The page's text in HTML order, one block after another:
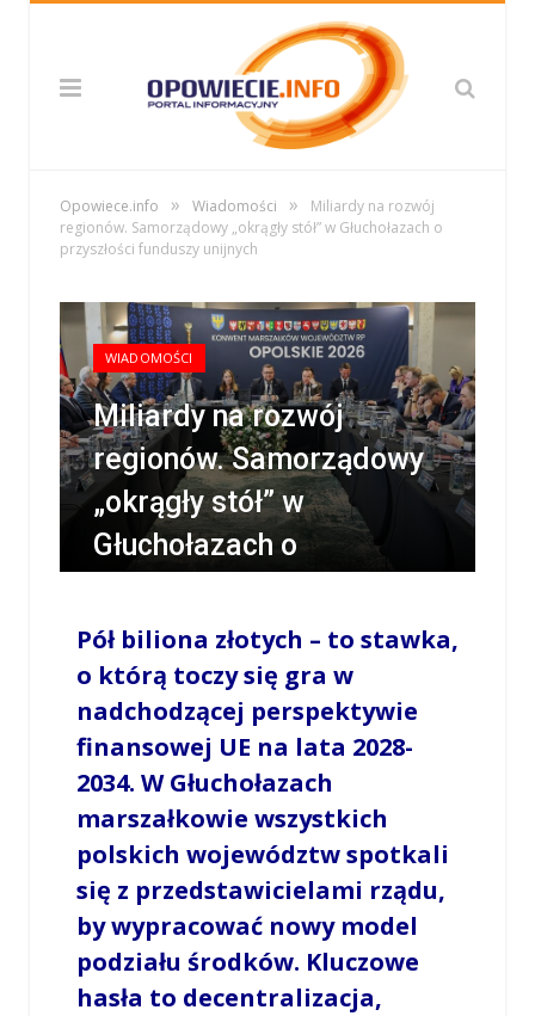
Opowiece.info » Wiadomości »
Miliardy na rozwój
regionów. Samorządowy „okrągły stół” w Głuchołazach o
przyszłości funduszy unijnych
WIADOMOŚCI
Miliardy na rozwój
regionów. Samorządowy
„okrągły stół” w
Głuchołazach o
unijnych
/ LESZEK MYCZKA / 26 MARCA 2026 / 21:18
0 COMMENTS
Pół biliona złotych – to stawka,
o którą toczy się gra w
nadchodzącej perspektywie
finansowej UE na lata 2028-
2034. W Głuchołazach
marszałkowie wszystkich
polskich województw spotkali
się z przedstawicielami rządu,
by wypracować nowy model
podziału środków. Kluczowe
hasła to decentralizacja,